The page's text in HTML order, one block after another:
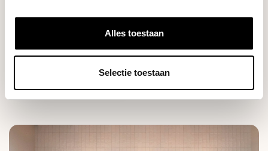
Alles toestaan
Selectie toestaan